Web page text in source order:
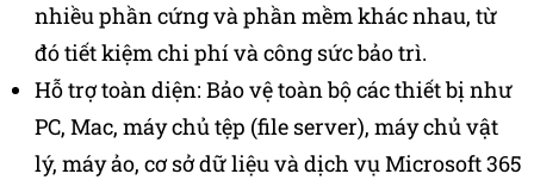
nhiều phần cứng và phần mềm khác nhau, từ
đó tiết kiệm chi phí và công sức bảo trì.
Hỗ trợ toàn diện: Bảo vệ toàn bộ các thiết bị như
PC, Mac, máy chủ tệp (file server), máy chủ vật
lý, máy ảo, cơ sở dữ liệu và dịch vụ Microsoft 365